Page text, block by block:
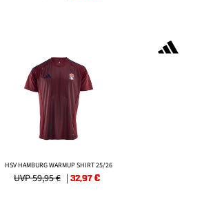
HSV HAMBURG WARMUP SHIRT 25/26
UVP 59,95 € |32,97€